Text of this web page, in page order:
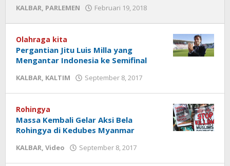
KALBAR, PARLEMEN Februari 19, 2018
Olahraga kita
Pergantian Jitu Luis Milla yang
Mengantar Indonesia ke Semifinal
KALBAR, KALTIM September 8, 2017
Rohingya
Massa Kembali Gelar Aksi Bela
Rohingya di Kedubes Myanmar
KALBAR, Video September 8, 2017